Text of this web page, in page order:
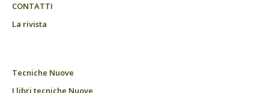
CONTATTI
La rivista
Tecniche Nuove
I libri tecniche Nuove